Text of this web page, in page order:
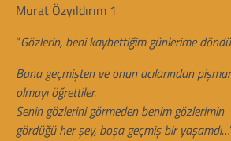
Murat Özyıldırım 1
“Gözlerin, beni kaybettiğim günlerime
Bana geçmişten ve onun acılarından
olmayı öğrettiler.
Senin gözlerini görmeden benim gözlerimin
gördüğü her şey, boşa geçmiş bir yaşamdı…